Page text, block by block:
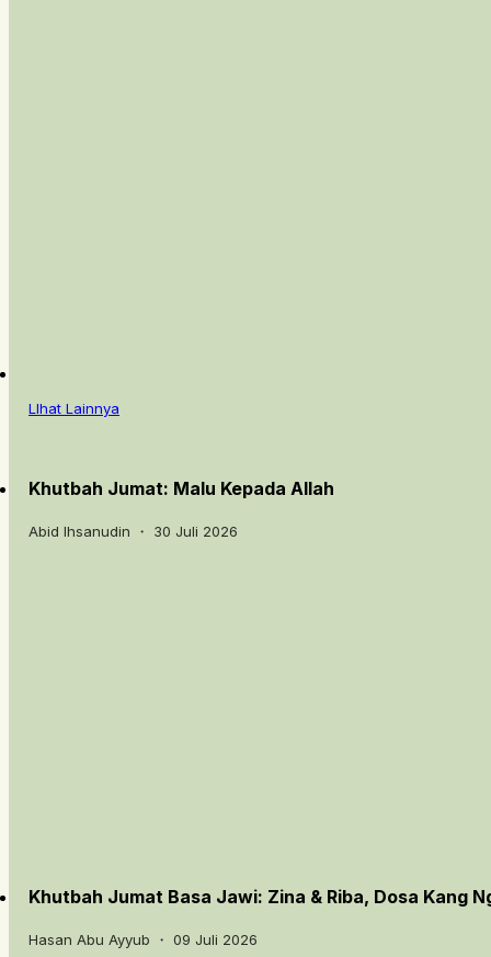
LIhat Lainnya
Khutbah Jumat: Malu Kepada Allah
Abid Ihsanudin ・ 30 Juli 2026
Khutbah Jumat Basa Jawi: Zina & Riba, Dosa Kang
Hasan Abu Ayyub ・ 09 Juli 2026